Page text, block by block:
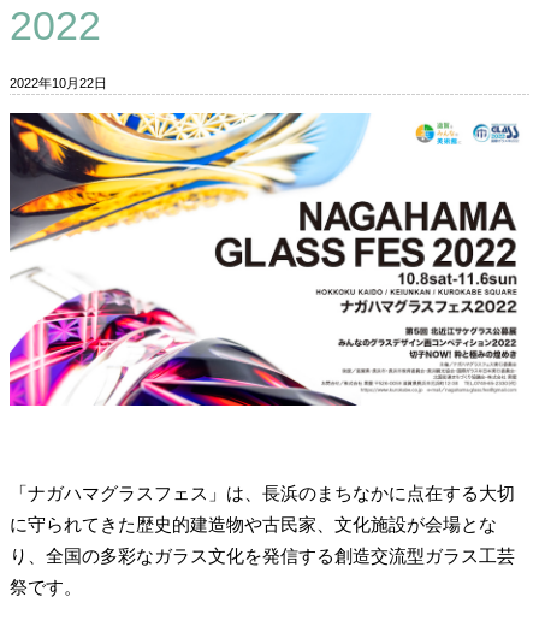
2022
2022年10月22日
「ナガハマグラスフェス」は、長浜のまちなかに点在する大切
に守られてきた歴史的建造物や古民家、文化施設が会場とな
り、全国の多彩なガラス文化を発信する創造交流型ガラス工芸
祭です。